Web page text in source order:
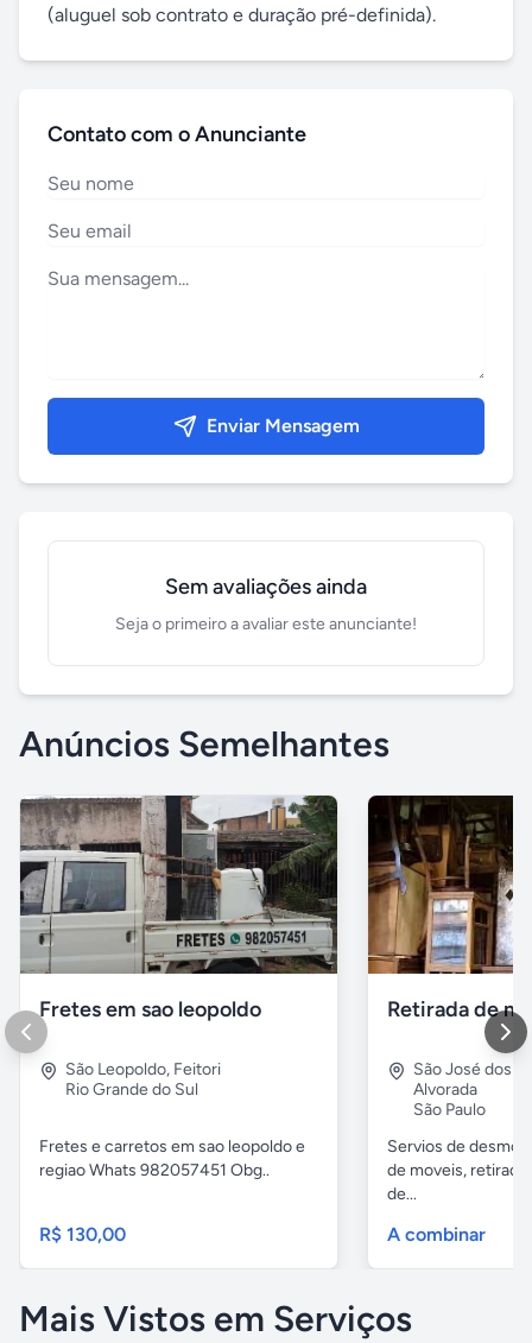
(aluguel sob contrato e duração pré-definida).
Contato com o Anunciante
Enviar Mensagem
Sem avaliações ainda
Seja o primeiro a avaliar este anunciante!
Anúncios Semelhantes
Fretes em sao leopoldo
São Leopoldo, Feitori
Rio Grande do Sul
Fretes e carretos em sao leopoldo e
regiao Whats 982057451 Obg..
R$ 130,00
São José dos
Alvorada
São Paulo
Servios de
de moveis,
de...
A combinar
Mais Vistos em Serviços